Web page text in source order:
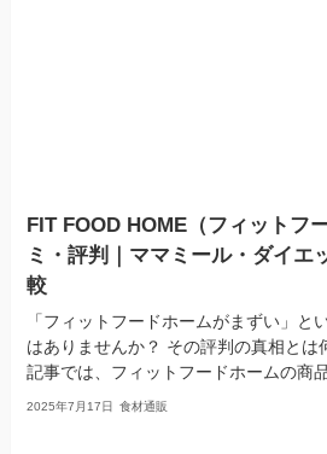
FIT FOOD HOME（フィットフ
ミ・評判｜ママミール・ダイエ
較
「フィットフードホームがまずい」と
はありませんか？ その評判の真相とは
記事では、フィットフードホームの商
2025年7月17日 食材通販